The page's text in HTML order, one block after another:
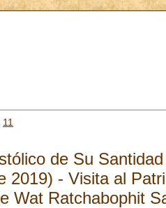
11
de Su
2019) - Visita al
Wat Ratchabophit